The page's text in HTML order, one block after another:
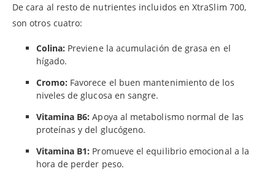
De cara al resto de nutrientes incluidos en XtraSlim 700,
son otros cuatro:
Colina: Previene la acumulación de grasa en el
hígado.
Cromo: Favorece el buen mantenimiento de los
niveles de glucosa en sangre.
Vitamina B6: Apoya al metabolismo normal de las
proteínas y del glucógeno.
Vitamina B1: Promueve el equilibrio emocional a la
hora de perder peso.